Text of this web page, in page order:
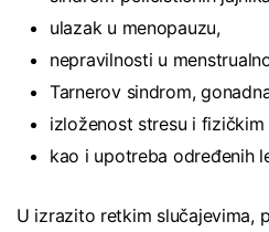
ulazak u menopauzu,
nepravilnosti u
Tarnerov sindrom,
izloženost stresu i fizičkim
kao i upotreba određenih
U izrazito retkim slučajevima,